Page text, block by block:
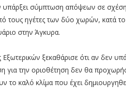
υπάρξει σύμπτωση απόψεων σε
τους ηγέτες των δύο χωρών, κατά
στην Άγκυρα.
ξεκαθάρισε ότι αν δεν
για την οριοθέτηση δεν θα
καλό κλίμα που έχει